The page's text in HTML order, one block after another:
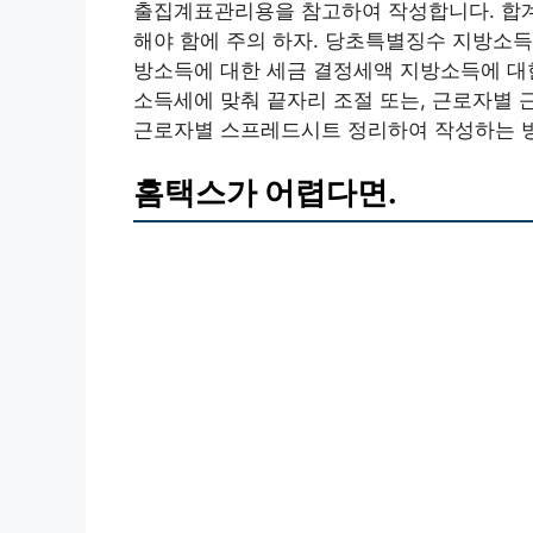
출집계표관리용을 참고하여 작성합니다.
해야 함에 주의 하자. 당초특별징수 지방소
방소득에 대한 세금 결정세액 지방소득에
소득세에 맞춰 끝자리 조절 또는, 근로자별
근로자별 스프레드시트 정리하여 작성하는
홈택스가 어렵다면.